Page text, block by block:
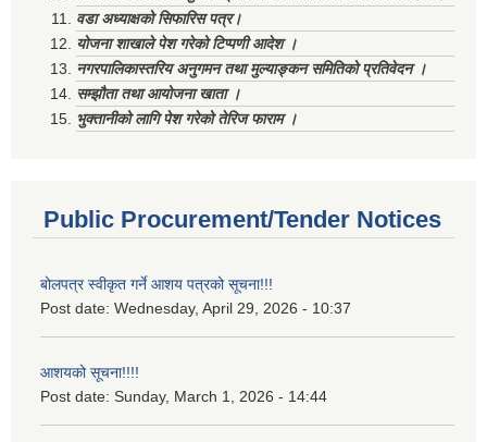
वडा अध्याक्षको सिफारिस पत्र।
योजना शाखाले पेश गरेको टिप्पणी आदेश ।
नगरपालिकास्तरिय अनुगमन तथा मुल्याङ्कन समितिको प्रतिवेदन ।
सम्झौता तथा आयोजना खाता ।
भुक्तानीको लागि पेश गरेको तेरिज फाराम ।
Public Procurement/Tender Notices
बोलपत्र स्वीकृत गर्ने आशय पत्रको सूचना!!!
Post date: Wednesday, April 29, 2026 - 10:37
आशयको सूचना!!!!
Post date: Sunday, March 1, 2026 - 14:44